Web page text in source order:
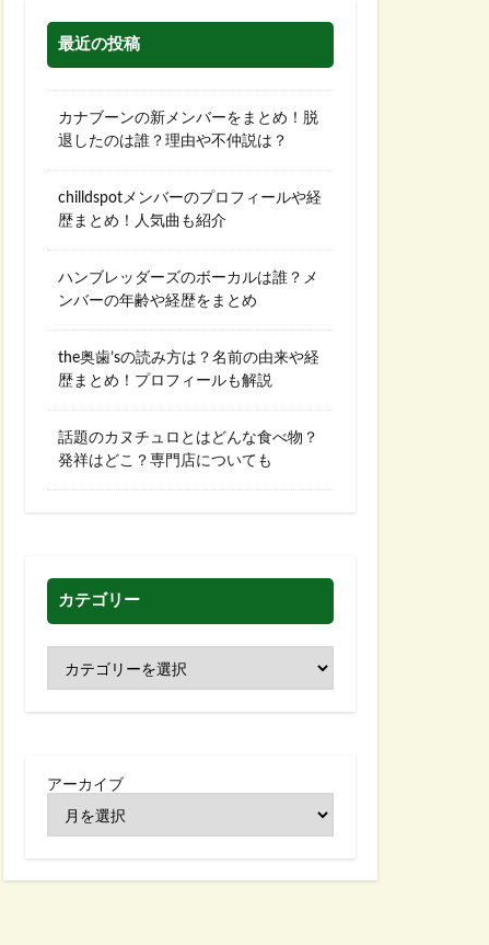
最近の投稿
カナブーンの新メンバーをまとめ！脱
退したのは誰？理由や不仲説は？
chilldspotメンバーのプロフィールや経
歴まとめ！人気曲も紹介
ハンブレッダーズのボーカルは誰？メ
ンバーの年齢や経歴をまとめ
the奥歯’sの読み方は？名前の由来や経
歴まとめ！プロフィールも解説
話題のカヌチュロとはどんな食べ物？
発祥はどこ？専門店についても
カテゴリー
アーカイブ